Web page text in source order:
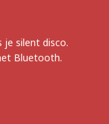
je silent disco.
Bluetooth.